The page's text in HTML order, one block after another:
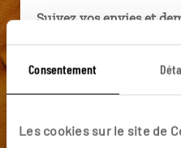
Consentement
Les cookies sur le site de
Suivez vos envies et
Ils sauront
près de vos envies et
connectés en